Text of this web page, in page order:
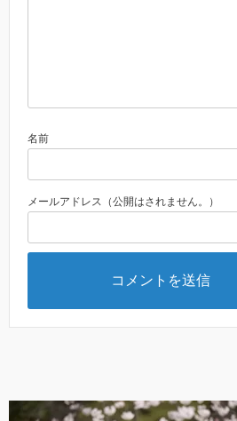
名前
メールアドレス（公開はされません。）